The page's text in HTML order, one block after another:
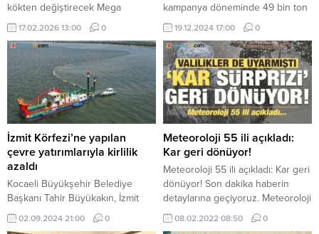
kökten değiştirecek Mega
Endüstri Bölgeleri Master Planı
devreye girdi. 13 ilde 59 bin
hektara kurulacak 16 yeni mega
endüstri bölgesi OSB'lerden 16
kat daha büyük.
17.02.2026 13:00 0
kampanya döneminde 49 bin ton
ürün aldıklarını hatırlatarak 66 bin
ton hedefine rahatlıkla
ulaşacaklarına inandıklarını ifade
etti.
19.12.2024 17:00 0
İzmit Körfezi’ne yapılan
çevre yatırımlarıyla kirlilik
azaldı
Kocaeli Büyükşehir Belediye
Başkanı Tahir Büyükakın, İzmit
Körfezi'nde 2007 yılından bu
yana yürütülen çevre
02.09.2024 21:00 0
Meteoroloji 55 ili açıkladı:
Kar geri dönüyor!
Meteoroloji 55 ili açıkladı: Kar geri
dönüyor! Son dakika haberin
detaylarına geçiyoruz. Meteoroloji
Genel Müdürlüğü tarafından
yapılan son ...
08.02.2022 08:50 0